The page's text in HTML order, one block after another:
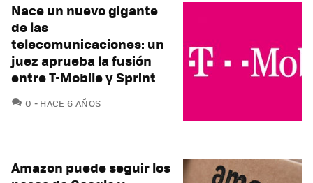
Nace un nuevo gigante
de las
telecomunicaciones: un
juez aprueba la fusión
entre T-Mobile y Sprint
0 COMENTARIOS
HACE 6 AÑOS
Amazon puede seguir los